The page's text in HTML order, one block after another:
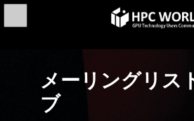
Skip
Skip
メーリングリス
ブ